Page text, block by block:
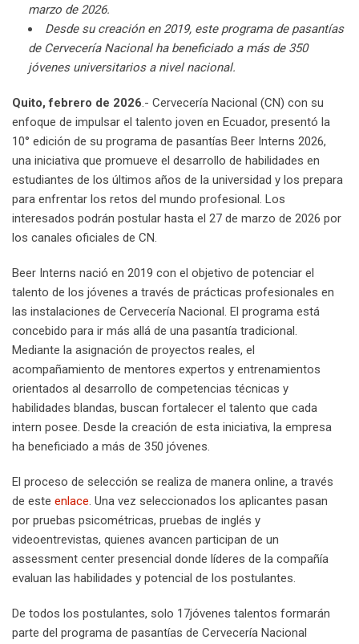
marzo de 2026.
Desde su creación en 2019, este programa de pasantías
de Cervecería Nacional ha beneficiado a más de 350
jóvenes universitarios a nivel nacional.
Quito, febrero de 2026.- Cervecería Nacional (CN) con su
enfoque de impulsar el talento joven en Ecuador, presentó la
10° edición de su programa de pasantías Beer Interns 2026,
una iniciativa que promueve el desarrollo de habilidades en
estudiantes de los últimos años de la universidad y los prepara
para enfrentar los retos del mundo profesional. Los
interesados podrán postular hasta el 27 de marzo de 2026 por
los canales oficiales de CN.
Beer Interns nació en 2019 con el objetivo de potenciar el
talento de los jóvenes a través de prácticas profesionales en
las instalaciones de Cervecería Nacional. El programa está
concebido para ir más allá de una pasantía tradicional.
Mediante la asignación de proyectos reales, el
acompañamiento de mentores expertos y entrenamientos
orientados al desarrollo de competencias técnicas y
habilidades blandas, buscan fortalecer el talento que cada
intern posee. Desde la creación de esta iniciativa, la empresa
ha beneficiado a más de 350 jóvenes.
El proceso de selección se realiza de manera online, a través
de este enlace. Una vez seleccionados los aplicantes pasan
por pruebas psicométricas, pruebas de inglés y
videoentrevistas, quienes avancen participan de un
assessment center presencial donde líderes de la compañía
evaluan las habilidades y potencial de los postulantes.
De todos los postulantes, solo 17jóvenes talentos formarán
parte del programa de pasantías de Cervecería Nacional